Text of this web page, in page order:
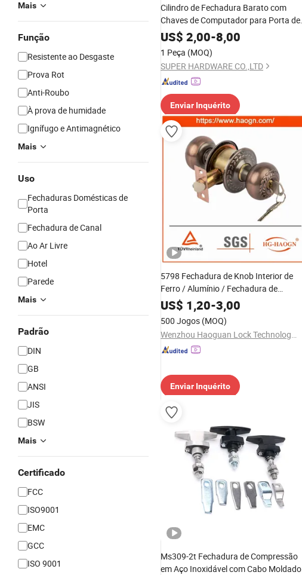
Mais
Função
Resistente ao Desgaste
Prova Rot
Anti-Roubo
À prova de humidade
Ignífugo e Antimagnético
Mais
Uso
Fechaduras Domésticas de
Porta
Fechadura de Canal
Ao Ar Livre
Hotel
Parede
Mais
Padrão
DIN
GB
ANSI
JIS
BSW
Mais
Certificado
FCC
ISO9001
EMC
GCC
ISO 9001
Cilindro de Fechadura Barato com
Chaves de Computador para Porta de
Dupla Abertura
US$ 2,00-8,00
1 Peça (MOQ)
SUPER HARDWARE CO.,LTD
Enviar Inquérito
5798 Fechadura de Knob Interior de
Ferro / Alumínio / Fechadura de
Segurança Nova Alavanca para Porta
da Frente Hardware de Manivela e
Cilindro de Fechadura de Mortise Corpo
de Fechadura Redonda
US$ 1,20-3,00
500 Jogos (MOQ)
Wenzhou Haoguan Lock Technology Co., Ltd
Enviar Inquérito
Ms309-2t Fechadura de Compressão
em Aço Inoxidável com Cabo Moldado